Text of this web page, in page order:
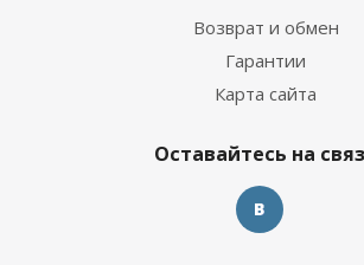
Возврат и обмен
Гарантии
Карта сайта
Оставайтесь на